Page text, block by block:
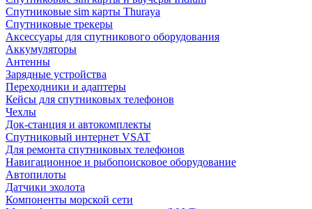
Спутниковые sim карты Thuraya
Спутниковые трекеры
Аксессуары для спутникового оборудования
Аккумуляторы
Антенны
Зарядные устройства
Переходники и адаптеры
Кейсы для спутниковых телефонов
Чехлы
Док-станция и автокомплекты
Спутниковый интернет VSAT
Для ремонта спутниковых телефонов
Навигационное и рыбопоисковое оборудование
Автопилоты
Датчики эхолота
Компоненты морской сети